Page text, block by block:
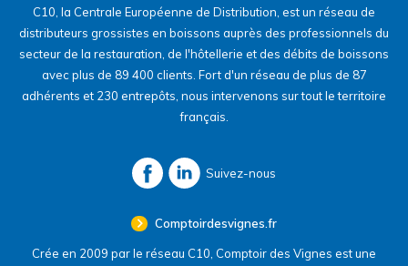
C10, la Centrale Européenne de Distribution, est un réseau de
distributeurs grossistes en boissons auprès des professionnels du
secteur de la restauration, de l'hôtellerie et des débits de boissons
avec plus de 89 400 clients. Fort d'un réseau de plus de 87
adhérents et 230 entrepôts, nous intervenons sur tout le territoire
français.
Suivez-nous
Comptoirdesvignes.fr
Crée en 2009 par le réseau C10, Comptoir des Vignes est une